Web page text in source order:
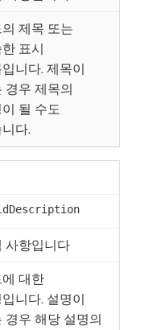
제목 또는
표시
니다. 제목이
경우 제목의
이 될 수도
다.
사항입니다
대한
니다. 설명이
경우 해당 설명의